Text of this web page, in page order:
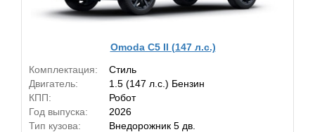
Omoda C5 II (147 л.с.)
Комплектация:
Стиль
Двигатель:
1.5 (147 л.с.) Бензин
КПП:
Робот
Год выпуска:
2026
Тип кузова:
Внедорожник 5 дв.